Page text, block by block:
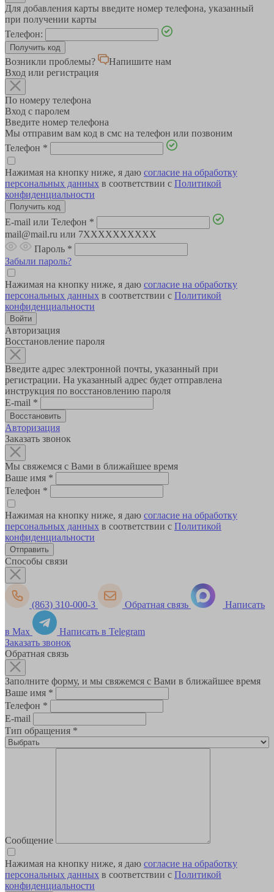
Для добавления карты введите номер телефона, указанный
при получении карты
Телефон:
Возникли проблемы?
Напишите нам
Вход или регистрация
По номеру телефона
Вход с паролем
Введите номер телефона
Мы отправим вам код в смс на телефон или позвоним
Телефон *
Нажимая на кнопку ниже, я даю согласие на обработку
персональных данных в соответствии с Политикой
конфиденциальности
E-mail или Телефон *
mail@mail.ru или 7XXXXXXXXXX
Пароль *
Забыли пароль?
Нажимая на кнопку ниже, я даю согласие на обработку
персональных данных в соответствии с Политикой
конфиденциальности
Авторизация
Восстановление пароля
Введите адрес электронной почты, указанный при
регистрации. На указанный адрес будет отправлена
инструкция по восстановлению пароля
E-mail *
Авторизация
Заказать звонок
Мы свяжемся с Вами в ближайшее время
Ваше имя *
Телефон *
Нажимая на кнопку ниже, я даю согласие на обработку
персональных данных в соответствии с Политикой
конфиденциальности
Способы связи
(863) 310-000-3 Обратная связь Написать
в Max
Написать в Telegram
Заказать звонок
Обратная связь
Заполните форму, и мы свяжемся с Вами в ближайшее время
Ваше имя *
Телефон *
E-mail
Тип обращения *
Сообщение
Нажимая на кнопку ниже, я даю согласие на обработку
персональных данных в соответствии с Политикой
конфиденциальности